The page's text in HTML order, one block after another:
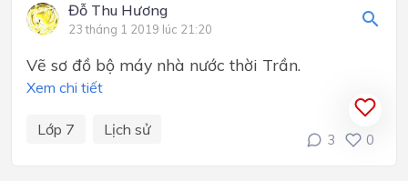
Đỗ Thu Hương
23 tháng 1 2019 lúc 21:20
Vẽ sơ đồ bộ máy nhà nước thời Trần.
Xem chi tiết
Lớp 7 Lịch sử
3 0